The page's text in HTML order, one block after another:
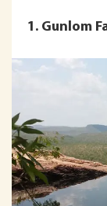
1. Gunlom